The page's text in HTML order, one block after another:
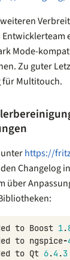
Mode-
Zu guter
Multitouch.
https://
Changelog
über
to Boost 1.
to ngspice-
to Qt 6.4 .3